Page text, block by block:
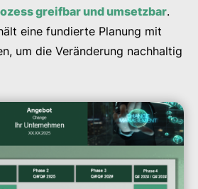
greifbar und umsetzbar.
eine fundierte Planung mit
um die Veränderung nachhaltig